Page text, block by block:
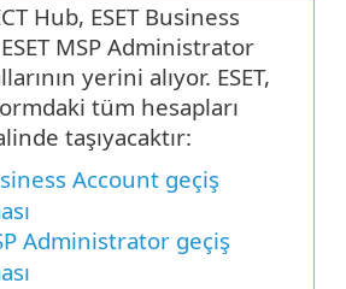
Hub, ESET Business
MSP Administrator
yerini alıyor. ESET,
tüm hesapları
taşıyacaktır:
Account geçiş
Administrator geçiş